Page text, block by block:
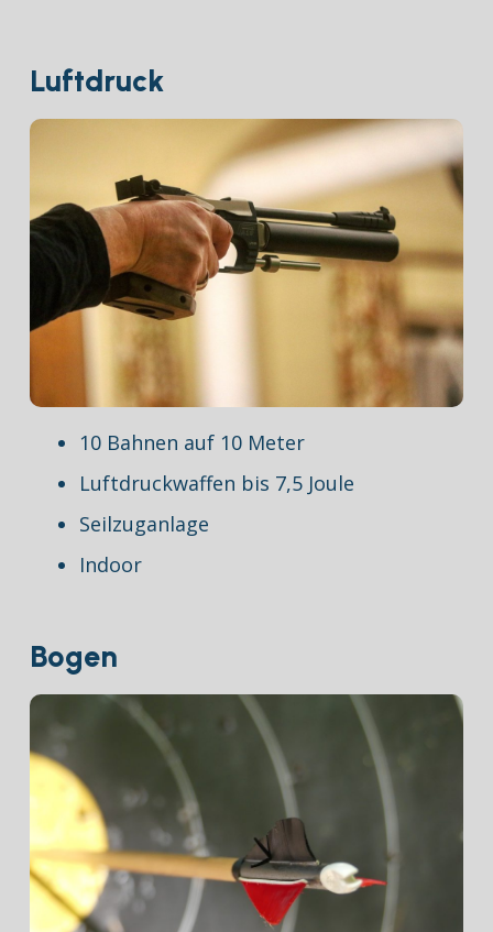
Luftdruck
10 Bahnen auf 10 Meter
Luftdruckwaffen bis 7,5 Joule
Seilzuganlage
Indoor
Bogen